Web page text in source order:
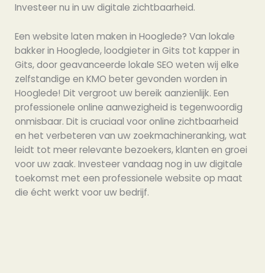
Investeer nu in uw digitale zichtbaarheid.
Een website laten maken in Hooglede? Van lokale
bakker in Hooglede, loodgieter in Gits tot kapper in
Gits, door geavanceerde lokale SEO weten wij elke
zelfstandige en KMO beter gevonden worden in
Hooglede! Dit vergroot uw bereik aanzienlijk. Een
professionele online aanwezigheid is tegenwoordig
onmisbaar. Dit is cruciaal voor online zichtbaarheid
en het verbeteren van uw zoekmachineranking, wat
leidt tot meer relevante bezoekers, klanten en groei
voor uw zaak. Investeer vandaag nog in uw digitale
toekomst met een professionele website op maat
die écht werkt voor uw bedrijf.